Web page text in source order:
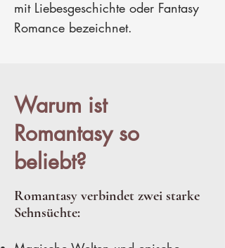
mit Liebesgeschichte oder Fantasy
Romance bezeichnet.
Warum ist
Romantasy so
beliebt?
Romantasy verbindet zwei starke
Sehnsüchte: